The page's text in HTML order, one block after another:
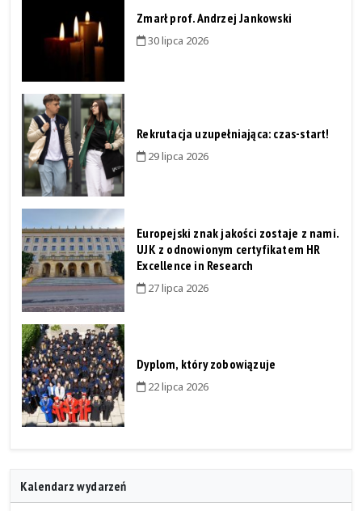
Zmarł prof. Andrzej Jankowski
30 lipca 2026
Rekrutacja uzupełniająca: czas-start!
29 lipca 2026
Europejski znak jakości zostaje z nami.
UJK z odnowionym certyfikatem HR
Excellence in Research
27 lipca 2026
Dyplom, który zobowiązuje
22 lipca 2026
Kalendarz wydarzeń